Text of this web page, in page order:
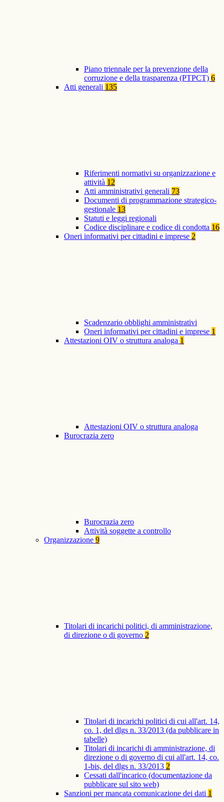
Piano triennale per la prevenzione della
corruzione e della trasparenza (PTPCT) 6
Atti generali 135
Riferimenti normativi su organizzazione e
attività 12
Atti amministrativi generali 73
Documenti di programmazione strategico-
gestionale 13
Statuti e leggi regionali
Codice disciplinare e codice di condotta 16
Oneri informativi per cittadini e imprese 2
Scadenzario obblighi amministrativi
Oneri informativi per cittadini e imprese 1
Attestazioni OIV o struttura analoga 1
Attestazioni OIV o struttura analoga
Burocrazia zero
Burocrazia zero
Attività soggette a controllo
Organizzazione 9
Titolari di incarichi politici, di amministrazione,
di direzione o di governo 2
Titolari di incarichi politici di cui all'art. 14,
co. 1, del dlgs n. 33/2013 (da pubblicare in
tabelle)
Titolari di incarichi di amministrazione, di
direzione o di governo di cui all'art. 14, co.
1-bis, del dlgs n. 33/2013 2
Cessati dall'incarico (documentazione da
pubblicare sul sito web)
Sanzioni per mancata comunicazione dei dati 1